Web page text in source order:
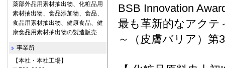
BSB Innovation
最も革新的なアクテ
～（皮膚バリア）第
薬部外品用素材抽出物、化粧品用
素材抽出物、食品添加物、食品、
食品用素材抽出物、健康食品、健
康食品用素材抽出物の製造販売
事業所
【本社・本社工場】